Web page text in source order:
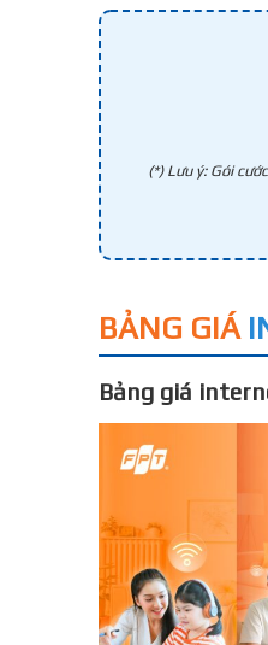
(*) Lưu ý: Gói
BẢNG GIÁ
Bảng giá